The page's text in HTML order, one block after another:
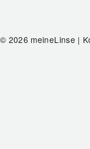
© 2026 meineLinse |